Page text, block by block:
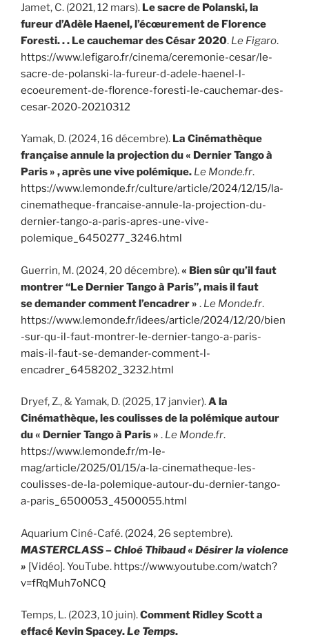
Jamet, C. (2021, 12 mars). Le sacre de Polanski, la
fureur d’Adèle Haenel, l’écœurement de Florence
Foresti. . . Le cauchemar des César 2020. Le Figaro.
https://www.lefigaro.fr/cinema/ceremonie-cesar/le-
sacre-de-polanski-la-fureur-d-adele-haenel-l-
ecoeurement-de-florence-foresti-le-cauchemar-des-
cesar-2020-20210312
Yamak, D. (2024, 16 décembre). La Cinémathèque
française annule la projection du « Dernier Tango à
Paris » , après une vive polémique. Le Monde.fr.
https://www.lemonde.fr/culture/article/2024/12/15/la-
cinematheque-francaise-annule-la-projection-du-
dernier-tango-a-paris-apres-une-vive-
polemique_6450277_3246.html
Guerrin, M. (2024, 20 décembre).« Bien sûr qu’il faut
montrer “Le Dernier Tango à Paris”, mais il faut
se demander comment l’encadrer » . Le Monde.fr.
https://www.lemonde.fr/idees/article/2024/12/20/bien
-sur-qu-il-faut-montrer-le-dernier-tango-a-paris-
mais-il-faut-se-demander-comment-l-
encadrer_6458202_3232.html
Dryef, Z., & Yamak, D. (2025, 17 janvier).A la
Cinémathèque, les coulisses de la polémique autour
du « Dernier Tango à Paris » . Le Monde.fr.
https://www.lemonde.fr/m-le-
mag/article/2025/01/15/a-la-cinematheque-les-
coulisses-de-la-polemique-autour-du-dernier-tango-
a-paris_6500053_4500055.html
Aquarium Ciné-Café. (2024, 26 septembre).
MASTERCLASS – Chloé Thibaud « Désirer la violence
» [Vidéo]. YouTube. https://www.youtube.com/watch?
v=fRqMuh7oNCQ
Temps, L. (2023, 10 juin).Comment Ridley Scott a
effacé Kevin Spacey.Le Temps.